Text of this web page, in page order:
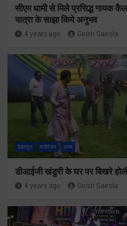
सीएम धामी से मिले प्रसिद्ध गायक
यात्रा के साझा किये अनुभव
4 years ago Girish Gairola
देहरादून मनोरंजन राज्य
डीआईजी खंडुरी के घर पर बिखरे
4 years ago Girish Gairola